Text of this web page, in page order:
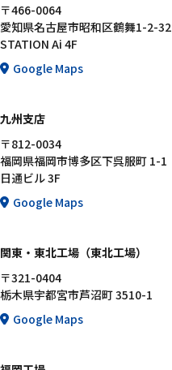
〒466-0064
愛知県名古屋市昭和区鶴舞1-2-32
STATION Ai 4F
Google Maps
九州支店
〒812-0034
福岡県福岡市博多区下呉服町 1-1
日通ビル 3F
Google Maps
関東・東北工場（東北工場）
〒321-0404
栃木県宇都宮市芦沼町 3510-1
Google Maps